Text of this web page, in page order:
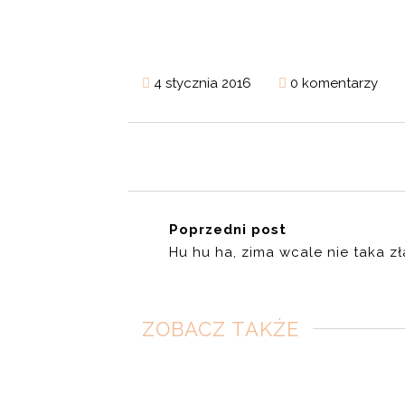
4 stycznia 2016 0 komentarzy
Poprzedni post
Hu hu ha, zima wcale nie taka
ZOBACZ TAKŻE